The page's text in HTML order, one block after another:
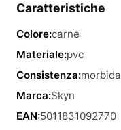
Caratteristiche
Colore:carne
Materiale:pvc
Consistenza:morbida
Marca:Skyn
EAN:5011831092770